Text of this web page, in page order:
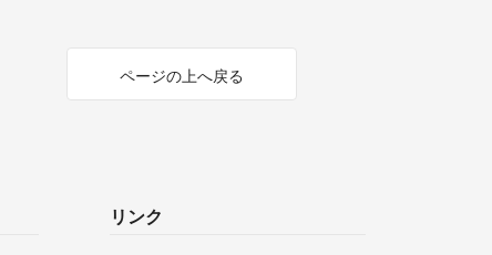
ページの上へ戻る
リンク